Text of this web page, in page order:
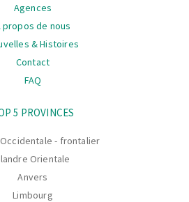
Agences
propos de nous
& Histoires
Contact
FAQ
5 PROVINCES
- frontalier
Orientale
Anvers
Limbourg